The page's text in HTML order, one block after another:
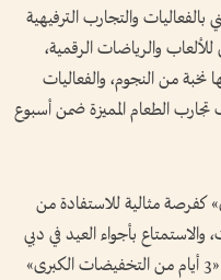
والتجارب الترفيهية
للألعاب والرياضات الرقمية،
نخبة من النجوم، والفعاليات
تجارب الطعام المميزة ضمن أسبوع
الكبرى» كفرصة مثالية للاستفادة من
بأجواء العيد في دبي
بأسعار تنافسية وقيمة عالية. وتحظى فعالية «3 أيام من التخفيضات الكبرى»